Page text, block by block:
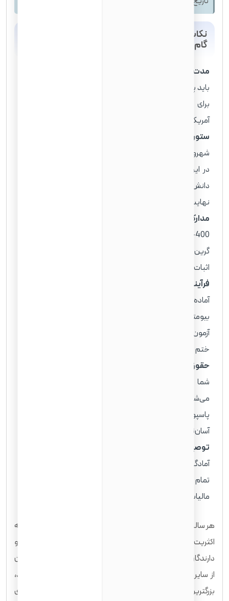
نکات کلیدی درخواست شهروندی آمریکا: راهنمای
گام به گام
مدت زمان انتظار برای درخواست ⏳:
باید پنج سال پس از دریافت گرین کارت خود صبر کنند تا بتوانند
برای شهروندی اقدام کنند. البته، اگر همسر یک شهروند
آمریکایی هستید، این مدت به سه سال کاهش می‌یابد.
ستون‌های اصلی قانون تابعیت آمریکا 🏛️:
شهروندی بر اساس اقامت مستمر در آمریکا، حضور فیزیکی کافی
در این کشور، داشتن حُسن اخلاق، تسلط بر زبان انگلیسی و
دانش اولیه در مورد تاریخ و دولت آمریکا (آزمون مدنی)، و در
نهایت، وفاداری به قانون اساسی ایالات متحده سنجیده می‌شود.
مدارک ضروری برای درخواست 📄:
گرین کارت، مدارک شناسایی، و اسنادی که اقامت و سوابق شما را
اثبات می‌کنند، نیاز خواهید داشت.
فرآیند گام به گام تا شهروندی 🗺️:
آماده‌سازی دقیق فرم‌ها شروع می‌شود و سپس به قرار ملاقات
بیومتریک (انگشت‌نگاری)، مصاحبه رسمی با افسر مهاجرت،
آزمون‌های زبان و مدنی و در نهایت، مراسم ادای سوگند وفاداری
ختم می‌شود.
حقوق و مزایای شهروند شدن 🇺🇸:
شما از تمام حقوق کامل یک شهروند آمریکایی برخوردار
می‌شوید. این حقوق شامل حق رأی دادن و امکان دریافت
پاسپورت قدرتمند آمریکا است که سفر به بسیاری از کشورها را
آسان‌تر می‌کند.
توصیه‌های ویژه برای ایرانیان 💡:
آمادگی کامل برای آزمون‌های زبان و مدنی، صداقت کامل در ارائه
تمام اطلاعات و توجه ویژه به سوابق سفرهای خارجی و
مالیات‌های پرداخت شده، از اهمیت بالایی برخوردار است.
هر ساله، دولت آمریکا بیش از یک میلیون گرین کارت صادر می‌کند که
اکثریت قریب به اتفاق آنها به اعضای خانواده شهروندان آمریکایی و
دارندگان گرین کارت فعلی اختصاص می‌یابد. پس از این گروه، کارگران
از سایر کشورها که به دنبال فرصت‌های شغلی در آمریکا هستند،
بزرگترین دسته دریافت‌کنندگان را تشکیل می‌دهند. شهروندی